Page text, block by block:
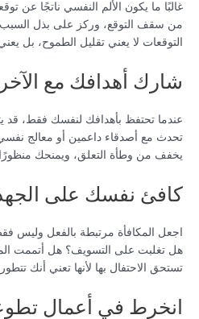
غالبًا ما يكون الألم النفسي ناتجًا عن
من سقف التوقع، وركز على بذل السبب،
التوقعات لا يعني تقليل الطموح، بل
شارك أهدافك مع
عندما تحتفظ بأهدافك لنفسك فقط،
تحدث مع أصدقاء داعمين أو معالج
يخفف من وطأة التعلق، ويمنحك منظورًا
كافئ نفسك على الجهد
اجعل المكافأة مرتبطة بالفعل وليس
هل تغلبت على التسويف؟ هل أتممت
تستحق الاحتفال بها لأنها تعني أنك
انخرط في أعمال